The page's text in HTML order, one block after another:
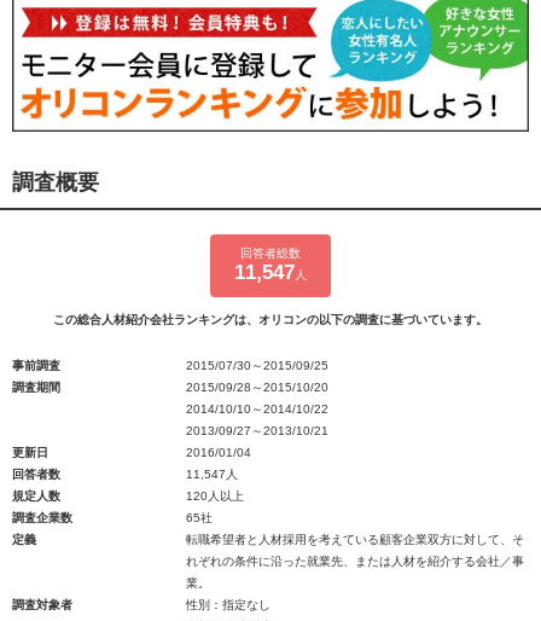
調査概要
回答者総数
11,547 人
この総合人材紹介会社ランキングは、オリコンの以下の調査に基づいています。
事前調査
2015/07/30～2015/09/25
調査期間
2015/09/28～2015/10/20
2014/10/10～2014/10/22
2013/09/27～2013/10/21
更新日
2016/01/04
回答者数
11,547人
規定人数
120人以上
調査企業数
65社
定義
転職希望者と人材採用を考えている顧客企業双方に対して、そ
れぞれの条件に沿った就業先、または人材を紹介する会社／事
業。
調査対象者
性別：指定なし